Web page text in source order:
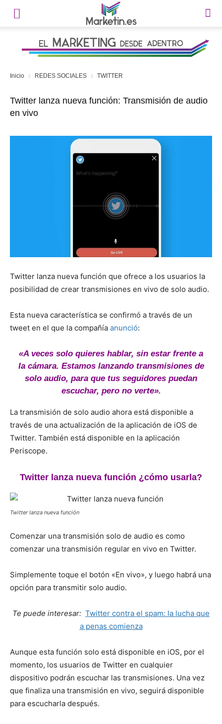
Inicio REDES SOCIALES TWITTER
Twitter lanza nueva función: Transmisión de audio
en vivo
Twitter lanza nueva función que ofrece a los usuarios la
posibilidad de crear transmisiones en vivo de solo audio.
Esta nueva característica se confirmó a través de un
tweet en el que la compañía anunció:
«A veces solo quieres hablar, sin estar frente a
la cámara. Estamos lanzando transmisiones de
solo audio, para que tus seguidores puedan
escuchar, pero no verte».
La transmisión de solo audio ahora está disponible a
través de una actualización de la aplicación de iOS de
Twitter. También está disponible en la aplicación
Periscope.
Twitter lanza nueva función ¿cómo usarla?
Twitter lanza nueva función
Comenzar una transmisión solo de audio es como
comenzar una transmisión regular en vivo en Twitter.
Simplemente toque el botón «En vivo», y luego habrá una
opción para transmitir solo audio.
Te puede interesar: Twitter contra el spam: la lucha que
a penas comienza
Aunque esta función solo está disponible en iOS, por el
momento, los usuarios de Twitter en cualquier
dispositivo podrán escuchar las transmisiones. Una vez
que finaliza una transmisión en vivo, seguirá disponible
para escucharla después.